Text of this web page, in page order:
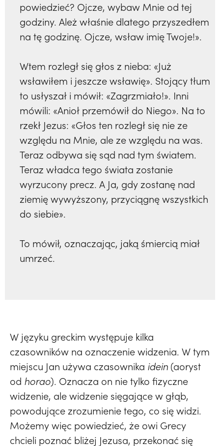
powiedzieć? Ojcze, wybaw Mnie od tej
godziny. Ależ właśnie dlatego przyszedłem
na tę godzinę. Ojcze, wsław imię Twoje!».
Wtem rozległ się głos z nieba: «Już
wsławiłem i jeszcze wsławię». Stojący tłum
to usłyszał i mówił: «Zagrzmiało!». Inni
mówili: «Anioł przemówił do Niego». Na to
rzekł Jezus: «Głos ten rozległ się nie ze
względu na Mnie, ale ze względu na was.
Teraz odbywa się sąd nad tym światem.
Teraz władca tego świata zostanie
wyrzucony precz. A Ja, gdy zostanę nad
ziemię wywyższony, przyciągnę wszystkich
do siebie».
To mówił, oznaczając, jaką śmiercią miał
umrzeć.
W języku greckim występuje kilka
czasowników na oznaczenie widzenia. W tym
miejscu Jan używa czasownika idein (aoryst
od horao). Oznacza on nie tylko fizyczne
widzenie, ale widzenie sięgające w głąb,
powodujące zrozumienie tego, co się widzi.
Możemy więc powiedzieć, że owi Grecy
chcieli poznać bliżej Jezusa, przekonać się